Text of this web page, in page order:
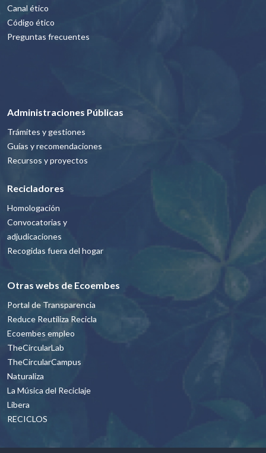
Canal ético
Código ético
Preguntas frecuentes
Administraciones Públicas
Trámites y gestiones
Guías y recomendaciones
Recursos y proyectos
Recicladores
Homologación
Convocatorias y
adjudicaciones
Recogidas fuera del hogar
Otras webs de Ecoembes
Portal de Transparencia
Reduce Reutiliza Recicla
Ecoembes empleo
TheCircularLab
TheCircularCampus
Naturaliza
La Música del Reciclaje
Libera
RECICLOS